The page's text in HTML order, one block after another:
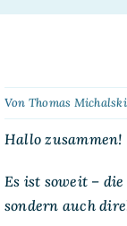
Von Thomas Michalski
Hallo zusammen!
Es ist soweit –
sondern auch